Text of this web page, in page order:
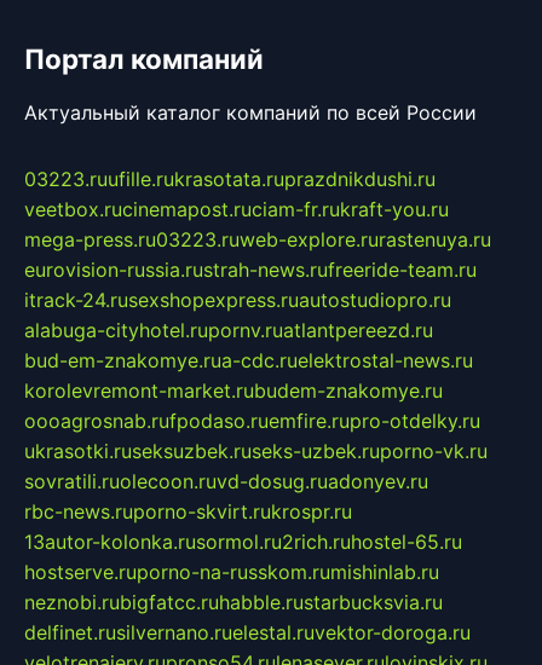
Портал компаний
Актуальный каталог компаний по всей России
03223.ruufille.rukrasotata.ruprazdnikdushi.ru
veetbox.rucinemapost.ruciam-fr.rukraft-you.ru
mega-press.ru03223.ruweb-explore.rurastenuya.ru
eurovision-russia.rustrah-news.rufreeride-team.ru
itrack-24.rusexshopexpress.ruautostudiopro.ru
alabuga-cityhotel.rupornv.ruatlantpereezd.ru
bud-em-znakomye.rua-cdc.ruelektrostal-news.ru
korolevremont-market.rubudem-znakomye.ru
oooagrosnab.rufpodaso.ruemfire.rupro-otdelky.ru
ukrasotki.ruseksuzbek.ruseks-uzbek.ruporno-vk.ru
sovratili.ruolecoon.ruvd-dosug.ruadonyev.ru
rbc-news.ruporno-skvirt.rukrospr.ru
13autor-kolonka.rusormol.ru2rich.ruhostel-65.ru
hostserve.ruporno-na-russkom.rumishinlab.ru
neznobi.rubigfatcc.ruhabble.rustarbucksvia.ru
delfinet.rusilvernano.ruelestal.ruvektor-doroga.ru